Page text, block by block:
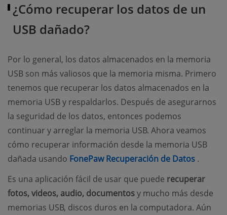
¿Cómo recuperar los datos de un
USB dañado?
Por lo general, los datos almacenados en la memoria
USB son más valiosos que la memoria misma. Primero
tenemos que recuperar los datos almacenados en la
memoria USB y respaldarlos. Después de asegurarnos
la seguridad de los datos, entonces podemos
continuar y arreglar la memoria USB. Ahora veamos
cómo recuperar información desde la memoria USB
dañada usando FonePaw Recuperación de Datos (opens
.
Es una aplicación fácil de usar que puede recuperar
fotos, videos, audio, documentosy mucho más desde
memorias USB, discos duros en la computadora. Aún